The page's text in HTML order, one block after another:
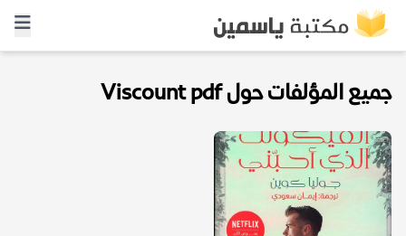
جميع المؤلفات حول Viscount pdf